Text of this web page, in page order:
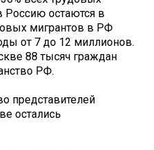
остаются в
мигрантов в РФ
от 7 до 12 миллионов.
88 тысяч граждан
РФ.
представителей
остались